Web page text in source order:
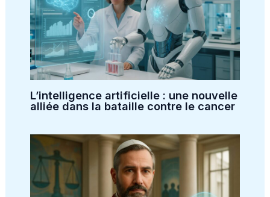
L’intelligence artificielle : une nouvelle
alliée dans la bataille contre le cancer